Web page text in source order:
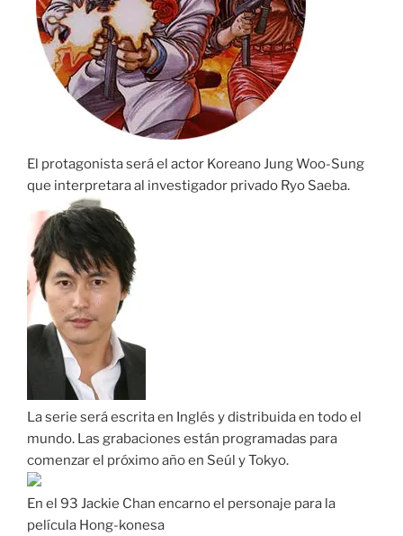
El protagonista será el actor Koreano Jung Woo-Sung
que interpretara al investigador privado Ryo Saeba.
La serie será escrita en Inglés y distribuida en todo el
mundo. Las grabaciones están programadas para
comenzar el próximo año en Seúl y Tokyo.
En el 93 Jackie Chan encarno el personaje para la
película Hong-konesa